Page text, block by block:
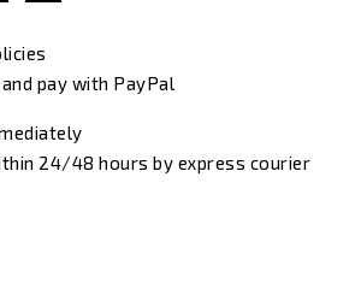
pay with PayPal
24/48 hours by express courier